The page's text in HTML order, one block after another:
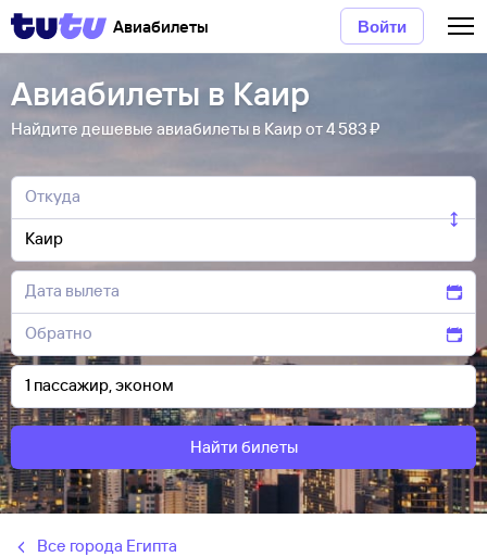
Авиабилеты Войти
Авиабилеты в Каир
Найдите дешевые авиабилеты в Каир от 4 ⁠583 ⁠₽
Найти билеты
Все города Египта